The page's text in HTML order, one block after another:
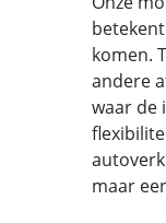
komen.
andere
waar de
maar